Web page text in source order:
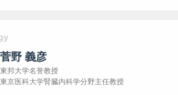
菅野 義彦
東邦大学名誉教授
東京医科大学腎臓内科学分野主任教授